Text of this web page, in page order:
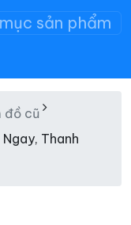
sản phẩm
đồ cũ
Thanh